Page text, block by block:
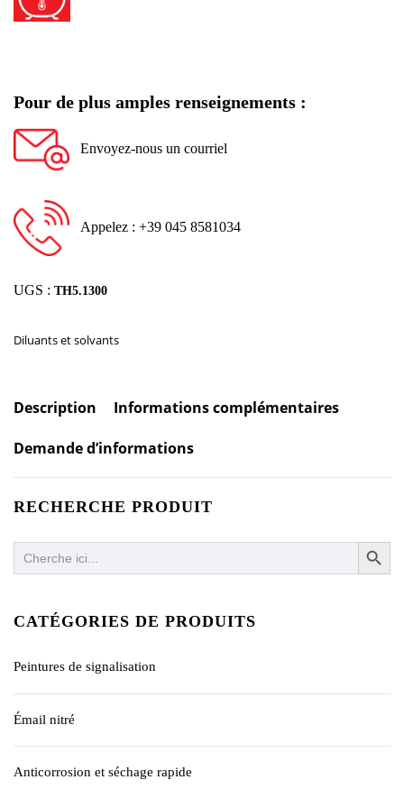
Pour de plus amples renseignements :
Envoyez-nous un courriel
Appelez : +39 045 8581034
UGS : TH5.1300
Diluants et solvants
Description Informations complémentaires
Demande d’informations
RECHERCHE PRODUIT
Search
for:
SEARCH
CATÉGORIES DE PRODUITS
Peintures de signalisation
Émail nitré
Anticorrosion et séchage rapide